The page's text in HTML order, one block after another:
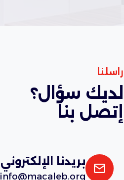
راسلنا
لديك سؤال؟
إتصل بنا
بريدنا الإلكتروني
info@macaleb.org